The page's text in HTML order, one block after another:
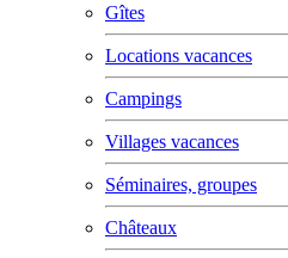
Gîtes
Locations vacances
Campings
Villages vacances
Séminaires, groupes
Châteaux